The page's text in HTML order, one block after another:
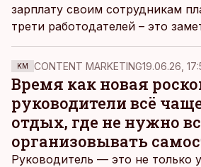
зарплату своим сотрудникам
трети работодателей – это
год назад.
KM CONTENT MARKETING19.06.26,
Время как новая
руководители всё
отдых, где не нужно
организовывать
Руководитель — это не только